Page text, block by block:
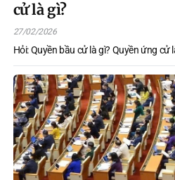
cử là gì?
27/02/2026
Hỏi: Quyền bầu cử là gì? Quyền ứng cử